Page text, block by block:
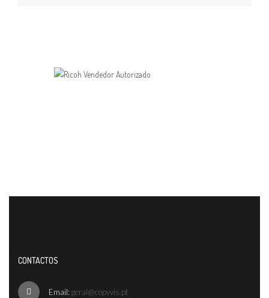
CONTACTOS
Email: geral@copyvis.pt